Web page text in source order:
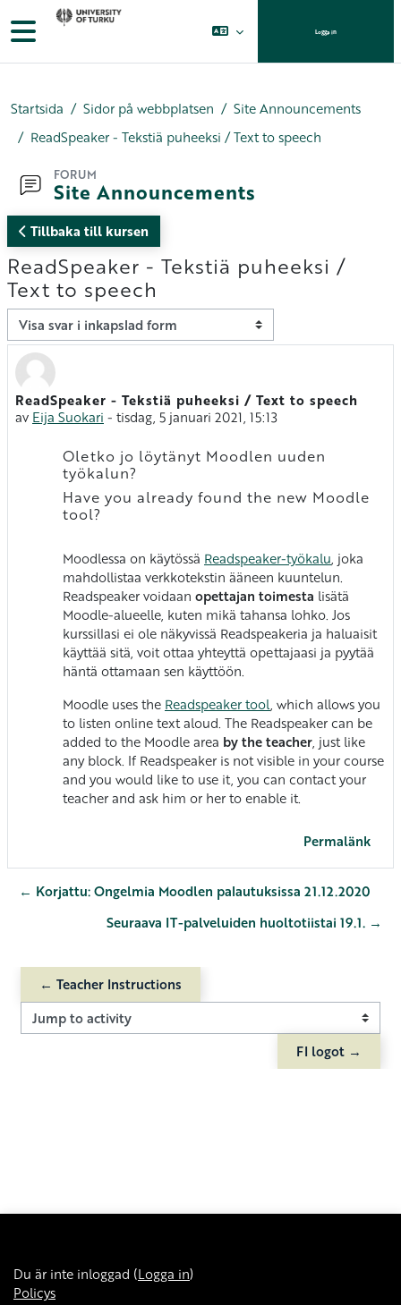
Gå direkt till huvudinnehåll
Sidopanel Logga in
Startsida Sidor på webbplatsen
Site Announcements
ReadSpeaker - Tekstiä puheeksi / Text to speech
FORUM
Site Announcements
Tillbaka till kursen
ReadSpeaker - Tekstiä puheeksi /
Text to speech
Visningsläge
ReadSpeaker - Tekstiä puheeksi / Text to speech
av Eija Suokari - tisdag, 5 januari 2021, 15:13
Antal svar: 0
Oletko jo löytänyt Moodlen uuden
työkalun?
Have you already found the new Moodle
tool?
Moodlessa on käytössä Readspeaker-työkalu, joka
mahdollistaa verkkotekstin ääneen kuuntelun.
Readspeaker voidaan opettajan toimesta lisätä
Moodle-alueelle, kuten mikä tahansa lohko. Jos
kurssillasi ei ole näkyvissä Readspeakeria ja haluaisit
käyttää sitä, voit ottaa yhteyttä opettajaasi ja pyytää
häntä ottamaan sen käyttöön.
Moodle uses the Readspeaker tool, which allows you
to listen online text aloud. The Readspeaker can be
added to the Moodle area by the teacher, just like
any block. If Readspeaker is not visible in your course
and you would like to use it, you can contact your
teacher and ask him or her to enable it.
Permalänk
← Korjattu: Ongelmia Moodlen palautuksissa 21.12.2020
Seuraava IT-palveluiden huoltotiistai 19.1. →
← Teacher Instructions
Jump to activity
FI logot →
Du är inte inloggad (Logga in)
Policys